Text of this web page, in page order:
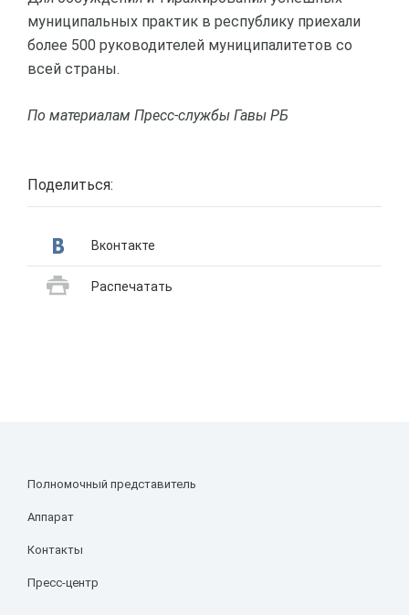
муниципальных практик в республику приехали
более 500 руководителей муниципалитетов со
всей страны.
По материалам Пресс-службы Гавы РБ
Поделиться:
Вконтакте
Распечатать
Полномочный представитель
Аппарат
Контакты
Пресс-центр